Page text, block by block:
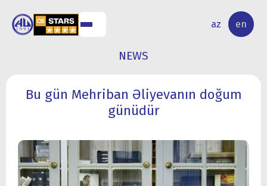
az en
RESEARCH
ACTIVITY
NEWS
Bu gün Mehriban Əliyevanın doğum
günüdür